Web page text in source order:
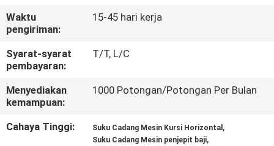
KAMI
BERITA
SEMUA
KASUS
Waktu
pengiriman:
15-45 hari kerja
Syarat-syarat
pembayaran:
T/T, L/C
Menyediakan
kemampuan:
1000 Potongan/Potongan Per Bulan
Cahaya Tinggi: Suku Cadang Mesin Kursi Horizontal ,
Suku Cadang Mesin penjepit baji,